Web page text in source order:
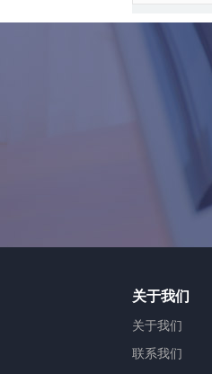
关于我们
关于我们
联系我们